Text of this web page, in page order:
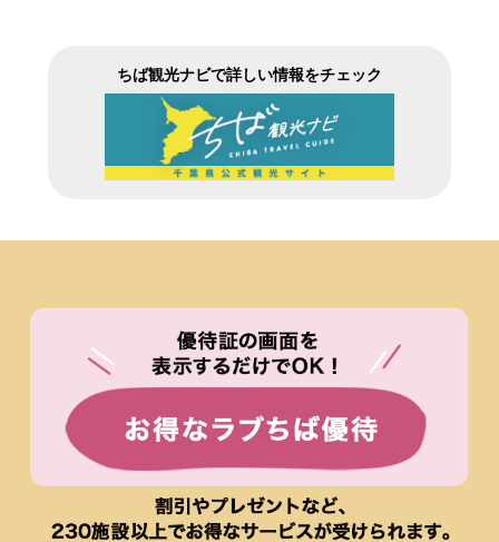
ちば観光ナビで詳しい情報をチェック